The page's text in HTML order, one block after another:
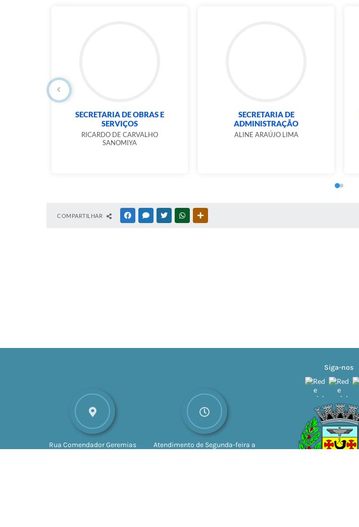
SECRETARIA DE OBRAS E
SERVIÇOS
RICARDO DE CARVALHO
SANOMIYA
SECRETARIA DE
ADMINISTRAÇÃO
ALINE ARAÚJO LIMA
COMPARTILHAR FACEBOOKMESSENGER
TWITTERWHATSAPP
Rua Comendador Geremias
Atendimento de Segunda-feira a
Siga-nos